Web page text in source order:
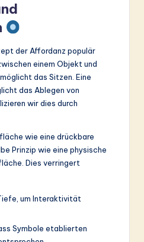
der Affordanz populär
einem Objekt und
das Sitzen. Eine
das Ablegen von
wir dies durch
wie eine drückbare
Prinzip wie eine physische
Dies verringert
um Interaktivität
Symbole etablierten